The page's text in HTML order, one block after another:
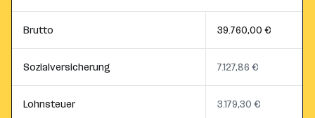
Brutto 39.760,00 €
Sozialversicherung 7.127,86 €
Lohnsteuer 3.179,30 €